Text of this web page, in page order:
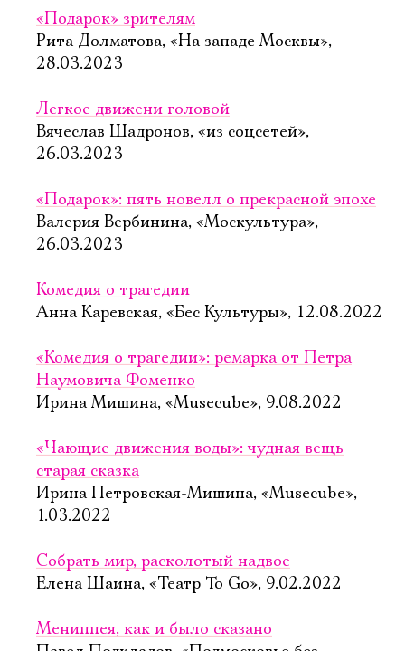
«Подарок» зрителям
Рита Долматова, «На западе Москвы»,
28.03.2023
Легкое движени головой
Вячеслав Шадронов, «из соцсетей»,
26.03.2023
«Подарок»: пять новелл о прекрасной эпохе
Валерия Вербинина, «Москультура»,
26.03.2023
Комедия о трагедии
Анна Каревская, «Бес Культуры», 12.08.2022
«Комедия о трагедии»: ремарка от Петра
Наумовича Фоменко
Ирина Мишина, «Musecube», 9.08.2022
«Чающие движения воды»: чудная вещь
старая сказка
Ирина Петровская-Мишина, «Musecube»,
1.03.2022
Собрать мир, расколотый надвое
Елена Шаина, «Театр To Go», 9.02.2022
Мениппея, как и было сказано